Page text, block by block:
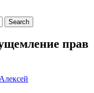
прав